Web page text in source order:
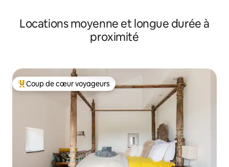
Locations moyenne et longue durée à
proximité
Coups de cœur voyageurs les plus appréciés
Coup de cœur voyageurs